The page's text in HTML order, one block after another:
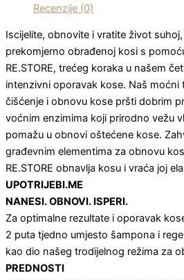
Recenzije (0)
Iscijelite, obnovite i vratite život
prekomjerno obrađenoj kosi s
RE.STORE, trećeg koraka u našem
intenzivni oporavak kose. Naš moćni
čišćenje i obnovu kose pršti dobrim
voćnim enzimima koji prirodno vežu
pomažu u obnovi oštećene kose.
građevnim elementima za obnovu
RE.STORE obnavlja kosu i vraća joj
UPOTRIJEBI.ME
NANESI. OBNOVI. ISPERI.
Za optimalne rezultate i oporavak
2 puta tjedno umjesto šampona i
kao dio našeg trodijelnog režima za
PREDNOSTI